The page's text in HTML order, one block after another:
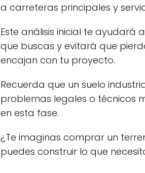
a carreteras principales y
Este análisis inicial te ayudará
que buscas y evitará que
encajan con tu proyecto.
Recuerda que un suelo
problemas legales o técnicos
en esta fase.
¿Te imaginas comprar un
puedes construir lo que